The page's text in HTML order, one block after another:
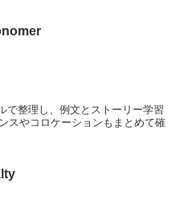
で整理し、例文とストーリー学習
スやコロケーションもまとめて確